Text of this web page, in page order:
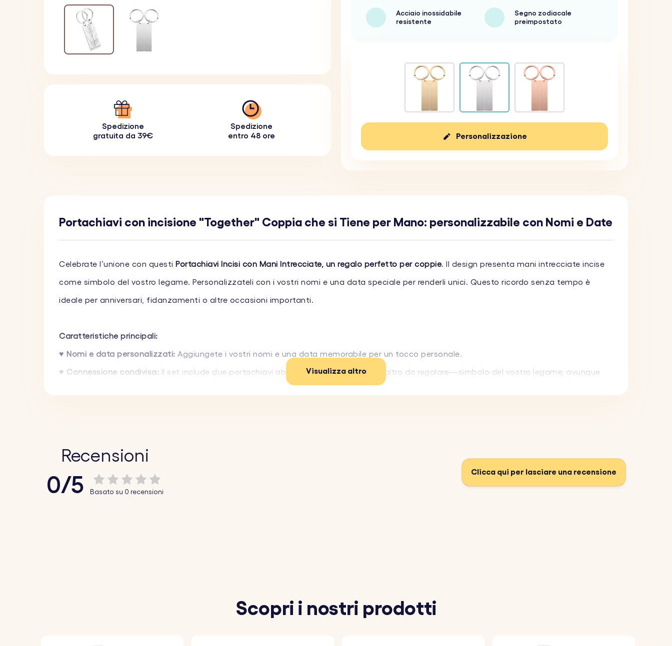
Spedizione
gratuita da 39€
Spedizione
entro 48 ore
Acciaio inossidabile
resistente
Segno zodiacale
preimpostato
Personalizzazione
Portachiavi con incisione "Together" Coppia che si Tiene per Mano: personalizzabile con Nomi e Date
Celebrate l’unione con questi Portachiavi Incisi con Mani Intrecciate, un regalo perfetto per coppie. Il design presenta mani intrecciate incise
come simbolo del vostro legame. Personalizzateli con i vostri nomi e una data speciale per renderli unici. Questo ricordo senza tempo è
ideale per anniversari, fidanzamenti o altre occasioni importanti.
Caratteristiche principali:
♥ Nomi e data personalizzati: Aggiungete i vostri nomi e una data memorabile per un tocco personale.
♥ Connessione condivisa: Il set include due portachiavi abbinati—uno da tenere e l'altro da regalare—simbolo del vostro legame, ovunque
Come funziona:
Visualizza altro
Recensioni
0/5 Basato su 0 recensioni
Clicca qui per lasciare una recensione
Scopri i nostri prodotti